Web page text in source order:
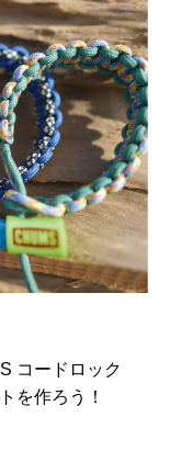
コードロック
を作ろう！